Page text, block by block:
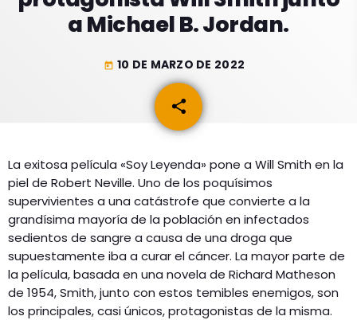
play_arrow EMISIÓN COCHABAMBA
ACTUALIDAD
ESPECTÁCULOS
GEEKERS
MÚSICA
ENTRETENIMIENTO
PROGRAMACIÓN
INICIO
RADIO SPLENDID
CONTACTO
a Michael B. Jordan.
today 10 DE MARZO DE 2022
share
email
La exitosa película «Soy Leyenda» pone a Will Smith en la
piel de Robert Neville. Uno de los poquísimos
supervivientes a una catástrofe que convierte a la
grandísima mayoría de la población en infectados
sedientos de sangre a causa de una droga que
supuestamente iba a curar el cáncer. La mayor parte de
la película, basada en una novela de Richard Matheson
de 1954, Smith, junto con estos temibles enemigos, son
los principales, casi únicos, protagonistas de la misma.